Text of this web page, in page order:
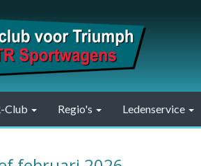
Club Regio's Ledenservice